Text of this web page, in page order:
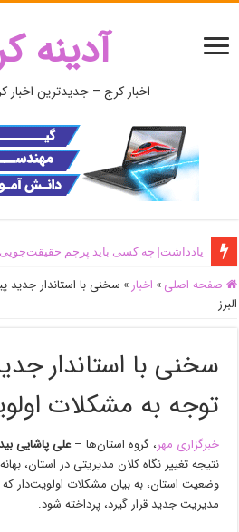
آدینه
اخبار کرج – جدیدترین اخبار
یادداشت| ‌چه کسی باید پرچم حقیقت‌جویی
صفحه اصلی » اخبار » سخنی با استاندار جدید
البرز
سخنی با استاندار
توجه به مشکلات
خبرگزاری مهر، گروه استان‌ها –علی پاشایی
نتیجه تغییر نگاه کلان مدیریتی در استان،
وضعیت استان، به بیان مشکلات اولویت‌دار
مدیریت جدید قرار گیرد، پرداخته شود.